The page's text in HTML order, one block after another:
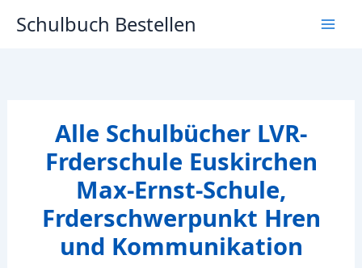
InhaltSchulbuch Bestellen
Alle Schulbücher LVR-
Frderschule Euskirchen
Max-Ernst-Schule,
Frderschwerpunkt Hren
und Kommunikation